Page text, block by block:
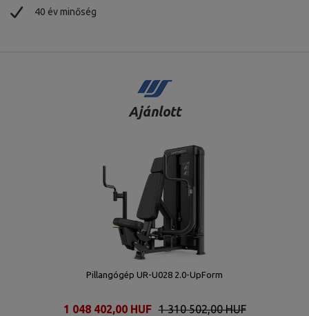
40 év minőség
Ajánlott
Pillangógép UR-U028 2.0-UpForm
1 310 502,00 HUF
1 048 402,00 HUF